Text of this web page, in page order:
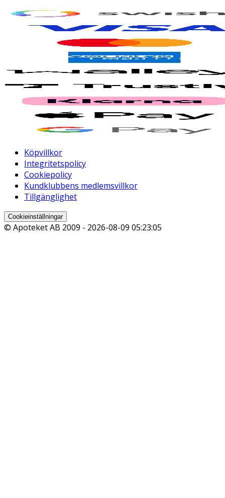
Köpvillkor
Integritetspolicy
Cookiepolicy
Kundklubbens medlemsvillkor
Tillgänglighet
Cookieinställningar
© Apoteket AB 2009 - 2026-08-09 05:23:05